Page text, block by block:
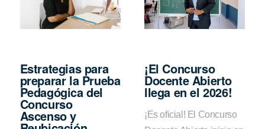
Estrategias para
preparar la Prueba
Pedagógica del
Concurso
Ascenso y
¡El Concurso
Docente Abierto
llega en el 2026!
¡Es oficial! El Concurso